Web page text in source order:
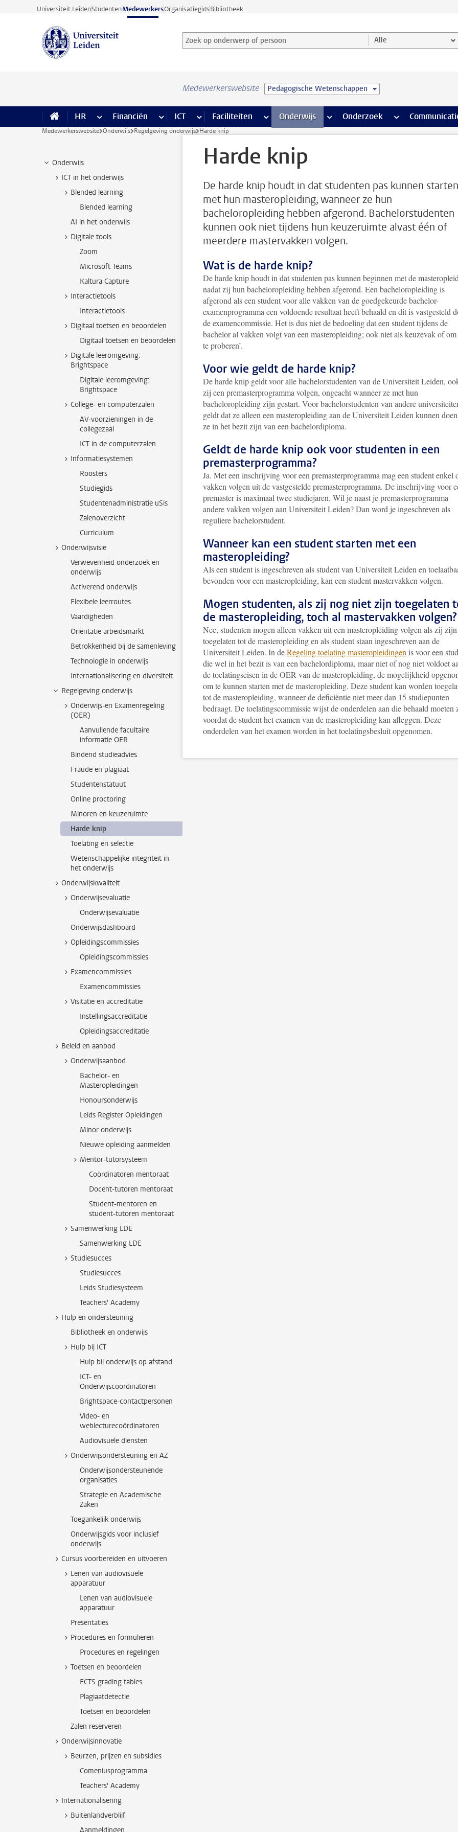
Ga direct naar de inhoud
Universiteit LeidenStudentenMedewerkersOrganisatiegidsBibliotheek
Zoek op onderwerp of persoon en selecteer categorie
Zoekterm Alle
Medewerkerswebsite Pedagogische Wetenschappen
HR meer HR pagina’s
Financiën meer Financiën pagina’s
ICT meer ICT pagina’s
Faciliteiten meer Faciliteiten pagina’s
Onderwijs meer Onderwijs pagina’s
Onderzoek meer Onderzoek
Medewerkerswebsite Onderwijs Regelgeving onderwijs Harde knip
Onderwijs
ICT in het onderwijs
Blended learning
Blended learning
AI in het onderwijs
Digitale tools
Zoom
Microsoft Teams
Kaltura Capture
Interactietools
Interactietools
Digitaal toetsen en beoordelen
Digitaal toetsen en beoordelen
Digitale leeromgeving:
Brightspace
Digitale leeromgeving:
Brightspace
College- en computerzalen
AV-voorzieningen in de
collegezaal
ICT in de computerzalen
Informatiesystemen
Roosters
Studiegids
Studentenadministratie uSis
Zalenoverzicht
Curriculum
Onderwijsvisie
Verwevenheid onderzoek en
onderwijs
Activerend onderwijs
Flexibele leerroutes
Vaardigheden
Oriëntatie arbeidsmarkt
Betrokkenheid bij de samenleving
Technologie in onderwijs
Internationalisering en diversiteit
Regelgeving onderwijs
Onderwijs-en Examenregeling
(OER)
Aanvullende facultaire
informatie OER
Bindend studieadvies
Fraude en plagiaat
Studentenstatuut
Online proctoring
Minoren en keuzeruimte
Harde knip
Toelating en selectie
Wetenschappelijke integriteit in
het onderwijs
Onderwijskwaliteit
Onderwijsevaluatie
Onderwijsevaluatie
Onderwijsdashboard
Opleidingscommissies
Opleidingscommissies
Examencommissies
Examencommissies
Visitatie en accreditatie
Instellingsaccreditatie
Opleidingsaccreditatie
Beleid en aanbod
Onderwijsaanbod
Bachelor- en
Masteropleidingen
Honoursonderwijs
Leids Register Opleidingen
Minor onderwijs
Nieuwe opleiding aanmelden
Mentor-tutorsysteem
Coördinatoren mentoraat
Docent-tutoren mentoraat
Student-mentoren en
student-tutoren mentoraat
Samenwerking LDE
Samenwerking LDE
Studiesucces
Studiesucces
Leids Studiesysteem
Teachers' Academy
Hulp en ondersteuning
Bibliotheek en onderwijs
Hulp bij ICT
Hulp bij onderwijs op afstand
ICT- en
Onderwijscoordinatoren
Brightspace-contactpersonen
Video- en
weblecturecoördinatoren
Audiovisuele diensten
Onderwijsondersteuning en AZ
Onderwijsondersteunende
organisaties
Strategie en Academische
Zaken
Toegankelijk onderwijs
Onderwijsgids voor inclusief
onderwijs
Cursus voorbereiden en uitvoeren
Lenen van audiovisuele
apparatuur
Lenen van audiovisuele
apparatuur
Presentaties
Procedures en formulieren
Procedures en regelingen
Toetsen en beoordelen
ECTS grading tables
Plagiaatdetectie
Toetsen en beoordelen
Zalen reserveren
Onderwijsinnovatie
Beurzen, prijzen en subsidies
Comeniusprogramma
Teachers' Academy
Internationalisering
Buitenlandverblijf
Harde knip
De harde knip houdt in dat studenten pas kunnen starten
met hun masteropleiding, wanneer ze hun
bacheloropleiding hebben afgerond. Bachelorstudenten
kunnen ook niet tijdens hun keuzeruimte alvast één of
meerdere mastervakken volgen.
Wat is de harde knip?
De harde knip houdt in dat studenten pas kunnen beginnen met de
nadat zij hun bacheloropleiding hebben afgerond. Een bacheloropleiding is
afgerond als een student voor alle vakken van de goedgekeurde bachelor-
examenprogramma een voldoende resultaat heeft behaald en dit is vastgesteld
de examencommissie. Het is dus niet de bedoeling dat een student tijdens de
bachelor al vakken volgt van een masteropleiding; ook niet als keuzevak of om
te proberen’.
Voor wie geldt de harde knip?
De harde knip geldt voor alle bachelorstudenten van de Universiteit Leiden,
zij een premasterprogramma volgen, ongeacht wanneer ze met hun
bacheloropleiding zijn gestart. Voor bachelorstudenten van andere
geldt dat ze alleen een masteropleiding aan de Universiteit Leiden kunnen
ze in het bezit zijn van een bachelordiploma.
Geldt de harde knip ook voor studenten in een
premasterprogramma?
Ja. Met een inschrijving voor een premasterprogramma mag een student enkel
vakken volgen uit de vastgestelde premasterprogramma. De inschrijving voor
premaster is maximaal twee studiejaren. Wil je naast je premasterprogramma
andere vakken volgen aan Universiteit Leiden? Dan word je ingeschreven als
reguliere bachelorstudent.
Wanneer kan een student starten met een
masteropleiding?
Als een student is ingeschreven als student van Universiteit Leiden en
bevonden voor een masteropleiding, kan een student mastervakken volgen.
Mogen studenten, als zij nog niet zijn toegelaten
de masteropleiding, toch al mastervakken volgen?
Nee, studenten mogen alleen vakken uit een masteropleiding volgen als zij zijn
toegelaten tot de masteropleiding en als student staan ingeschreven aan de
Universiteit Leiden. In deRegeling toelating masteropleidingen is voor een
die wel in het bezit is van een bachelordiploma, maar niet of nog niet voldoet
de toelatingseisen in de OER van de masteropleiding, de mogelijkheid
om te kunnen starten met de masteropleiding. Deze student kan worden
tot de masteropleiding, wanneer de deficiëntie niet meer dan 15 studiepunten
bedraagt. De toelatingscommissie wijst de onderdelen aan die behaald moeten
voordat de student het examen van de masteropleiding kan afleggen. Deze
onderdelen van het examen worden in het toelatingsbesluit opgenomen.